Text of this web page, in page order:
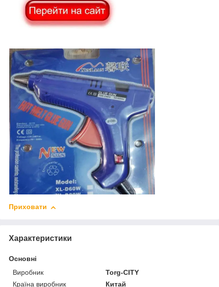
Приховати
Характеристики
Основні
Виробник
Torg-CITY
Країна виробник
Китай